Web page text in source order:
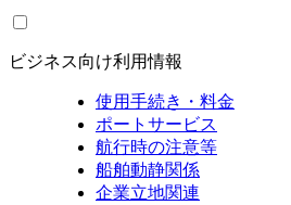
ビジネス向け利用情報
使用手続き・料金
ポートサービス
航行時の注意等
船舶動静関係
企業立地関連